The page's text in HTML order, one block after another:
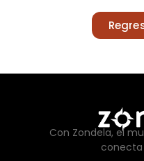
Con Zondela, el